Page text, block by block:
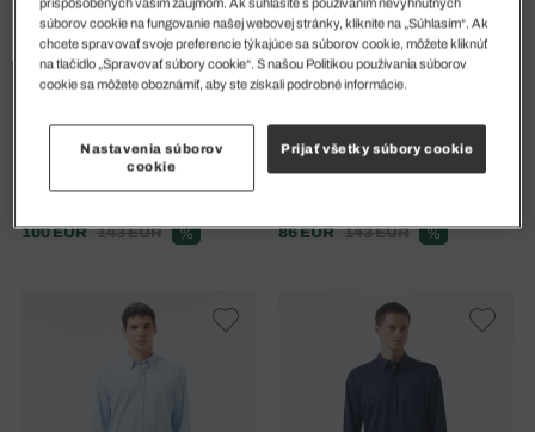
100 EUR 143 EUR %
86 EUR 143 EUR %
prispôsobených vašim záujmom. Ak súhlasíte s používaním nevyhnutných
súborov cookie na fungovanie našej webovej stránky, kliknite na „Súhlasím“. Ak
chcete spravovať svoje preferencie týkajúce sa súborov cookie, môžete kliknúť
na tlačidlo „Spravovať súbory cookie“. S našou Politikou používania súborov
cookie sa môžete oboznámiť, aby ste získali podrobné informácie.
Nastavenia súborov
cookie
Prijať všetky súbory cookie